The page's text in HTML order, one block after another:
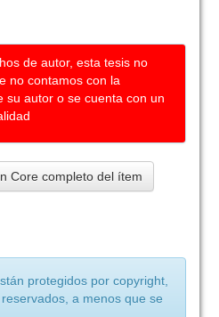
de autor, esta tesis no
no contamos con la
su autor o se cuenta con un
Core completo del ítem
protegidos por copyright,
a menos que se